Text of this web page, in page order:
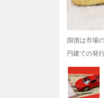
国債は市場
円建ての発